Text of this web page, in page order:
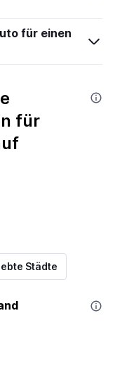
für einen
für
Städte